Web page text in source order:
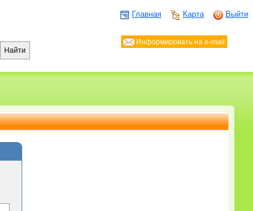
Главная Карта Выйти
Информировать на e-mail